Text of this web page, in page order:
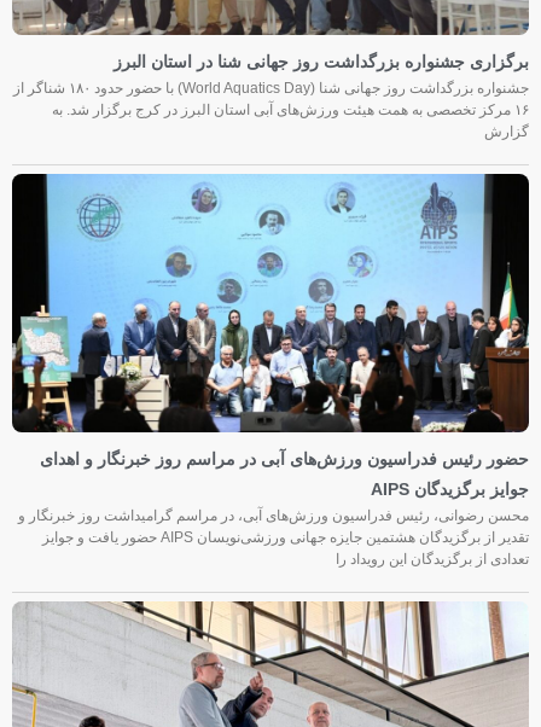
برگزاری جشنواره بزرگداشت روز جهانی شنا در استان البرز
جشنواره بزرگداشت روز جهانی شنا (World Aquatics Day) با حضور حدود ۱۸۰ شناگر از
۱۶ مرکز تخصصی به همت هیئت ورزش‌های آبی استان البرز در کرج برگزار شد. به
گزارش
حضور رئیس فدراسیون ورزش‌های آبی در مراسم روز خبرنگار و اهدای
جوایز برگزیدگان AIPS
محسن رضوانی، رئیس فدراسیون ورزش‌های آبی، در مراسم گرامیداشت روز خبرنگار و
تقدیر از برگزیدگان هشتمین جایزه جهانی ورزشی‌نویسان AIPS حضور یافت و جوایز
تعدادی از برگزیدگان این رویداد را